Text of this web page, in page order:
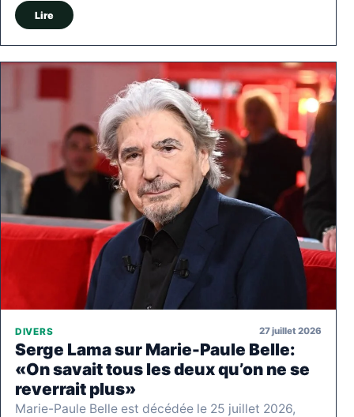
Lire
DIVERS 27 juillet 2026
Serge Lama sur Marie-Paule Belle:
«On savait tous les deux qu’on ne se
reverrait plus»
Marie-Paule Belle est décédée le 25 juillet 2026,